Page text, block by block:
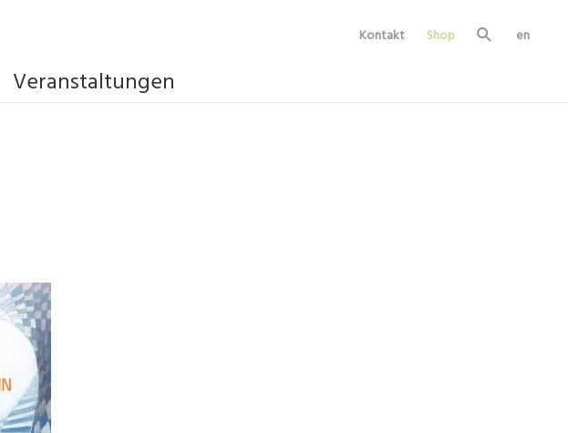
Kontakt Shop
Su
en
Veranstaltungen